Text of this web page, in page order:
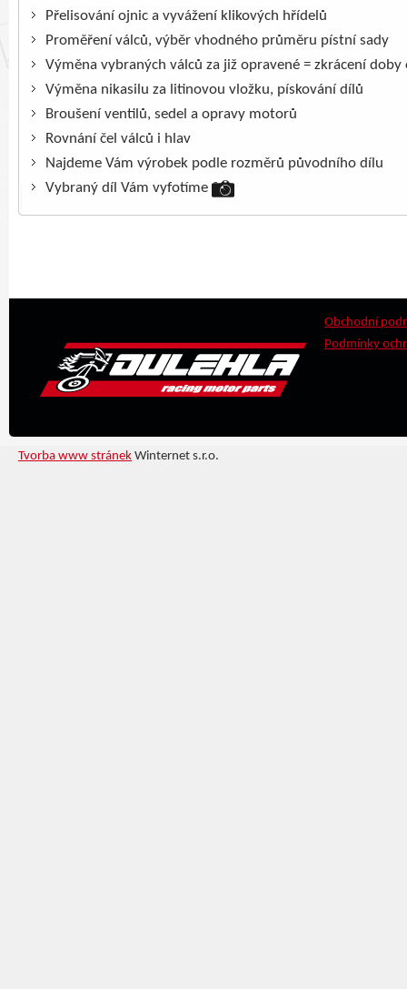
Přelisování ojnic a vyvážení klikových hřídelů
Proměření válců, výběr vhodného průměru pístní sady
Výměna vybraných válců za již opravené = zkrácení doby
Výměna nikasilu za litinovou vložku, pískování dílů
Broušení ventilů, sedel a opravy motorů
Rovnání čel válců i hlav
Najdeme Vám výrobek podle rozměrů původního dílu
Vybraný díl Vám vyfotíme
Obchodní
Podmínky
Tvorba www stránek Winternet s.r.o.